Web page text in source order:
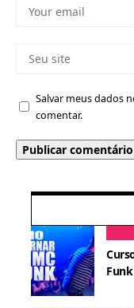
Salvar meus dados
comentar.
Funk